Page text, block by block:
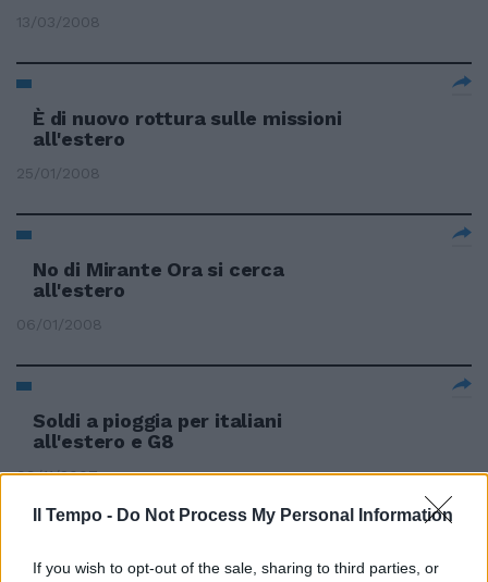
Il Tempo - Do Not Process My Personal Information
If you wish to opt-out of the sale, sharing to third parties, or
13/03/2008
È di nuovo rottura sulle missioni
all'estero
25/01/2008
No di Mirante Ora si cerca
all'estero
06/01/2008
Soldi a pioggia per italiani
all'estero e G8
09/11/2007
All'estero gli italiani danno più